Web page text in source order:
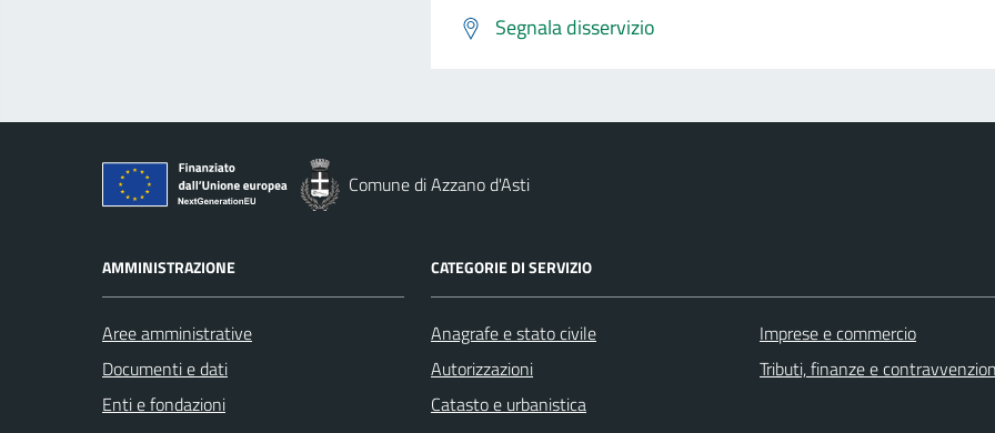
Segnala disservizio
Comune di Azzano d'Asti
AMMINISTRAZIONE
Aree amministrative
Documenti e dati
Enti e fondazioni
CATEGORIE DI SERVIZIO
Anagrafe e stato civile
Autorizzazioni
Catasto e urbanistica
Imprese e commercio
Tributi, finanze e